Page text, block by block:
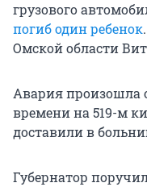
грузового
погиб один ребенок
Омской области
Авария произошла
времени на 519-м
доставили в
Губернатор